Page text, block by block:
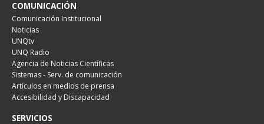
COMUNICACIÓN
Comunicación Institucional
Noticias
UNQtv
UNQ Radio
Agencia de Noticias Científicas
Sistemas - Serv. de comunicación
Artículos en medios de prensa
Accesibilidad y Discapacidad
SERVICIOS